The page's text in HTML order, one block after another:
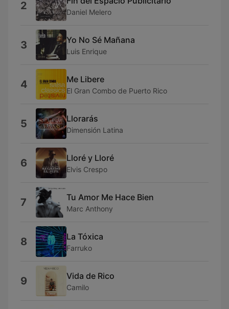
2 Daniel Melero
3 Yo No Sé Mañana
Luis Enrique
4 Me Libere
El Gran Combo de Puerto Rico
5 Llorarás
Dimensión Latina
6 Lloré y Lloré
Elvis Crespo
7 Tu Amor Me Hace Bien
Marc Anthony
8 La Tóxica
Farruko
9 Vida de Rico
Camilo